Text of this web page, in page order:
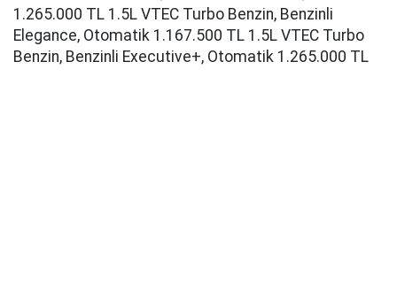
1.265.000 TL 1.5L VTEC Turbo Benzin, Benzinli
Elegance, Otomatik 1.167.500 TL 1.5L VTEC Turbo
Benzin, Benzinli Executive+, Otomatik 1.265.000 TL